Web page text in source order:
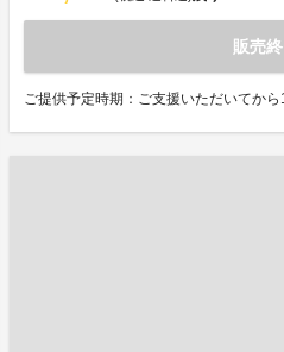
販売
ご提供予定時期：ご支援いただいてか